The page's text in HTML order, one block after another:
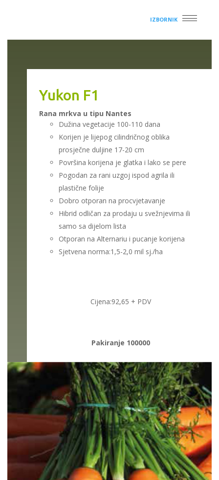
IZBORNIK
Yukon F1
Rana mrkva u tipu Nantes
Dužina vegetacije 100-110 dana
Korijen je lijepog cilindričnog oblika
prosječne duljine 17-20 cm
Površina korijena je glatka i lako se pere
Pogodan za rani uzgoj ispod agrila ili
plastične folije
Dobro otporan na procvjetavanje
Hibrid odličan za prodaju u svežnjevima ili
samo sa dijelom lista
Otporan na Alternariu i pucanje korijena
Sjetvena norma:1,5-2,0 mil sj./ha
Cijena:92,65 + PDV
Pakiranje 100000